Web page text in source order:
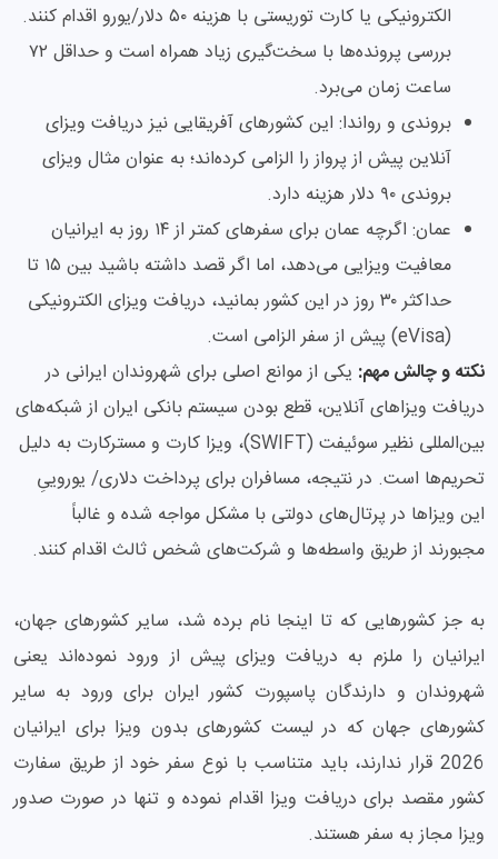
الکترونیکی یا کارت توریستی با هزینه ۵۰ دلار/یورو اقدام کنند.
بررسی پرونده‌ها با سخت‌گیری زیاد همراه است و حداقل ۷۲
ساعت زمان می‌برد.
بروندی و رواندا: این کشورهای آفریقایی نیز دریافت ویزای
آنلاین پیش از پرواز را الزامی کرده‌اند؛ به عنوان مثال ویزای
بروندی ۹۰ دلار هزینه دارد.
عمان: اگرچه عمان برای سفرهای کمتر از ۱۴ روز به ایرانیان
معافیت ویزایی می‌دهد، اما اگر قصد داشته باشید بین ۱۵ تا
حداکثر ۳۰ روز در این کشور بمانید، دریافت ویزای الکترونیکی
(eVisa) پیش از سفر الزامی است.
نکته و چالش مهم: یکی از موانع اصلی برای شهروندان ایرانی در
دریافت ویزاهای آنلاین، قطع بودن سیستم بانکی ایران از شبکه‌های
بین‌المللی نظیر سوئیفت (SWIFT)، ویزا کارت و مسترکارت به دلیل
تحریم‌ها است. در نتیجه، مسافران برای پرداخت دلاری/ یوروییِ
این ویزاها در پرتال‌های دولتی با مشکل مواجه شده و غالباً
مجبورند از طریق واسطه‌ها و شرکت‌های شخص ثالث اقدام کنند.
به جز کشورهایی که تا اینجا نام برده شد، سایر کشورهای جهان،
ایرانیان را ملزم به دریافت ویزای پیش از ورود نموده‌اند یعنی
شهروندان و دارندگان پاسپورت کشور ایران برای ورود به سایر
کشورهای جهان که در لیست کشورهای بدون ویزا برای ایرانیان
2026 قرار ندارند، باید متناسب با نوع سفر خود از طریق سفارت
کشور مقصد برای دریافت ویزا اقدام نموده و تنها در صورت صدور
ویزا مجاز به سفر هستند.